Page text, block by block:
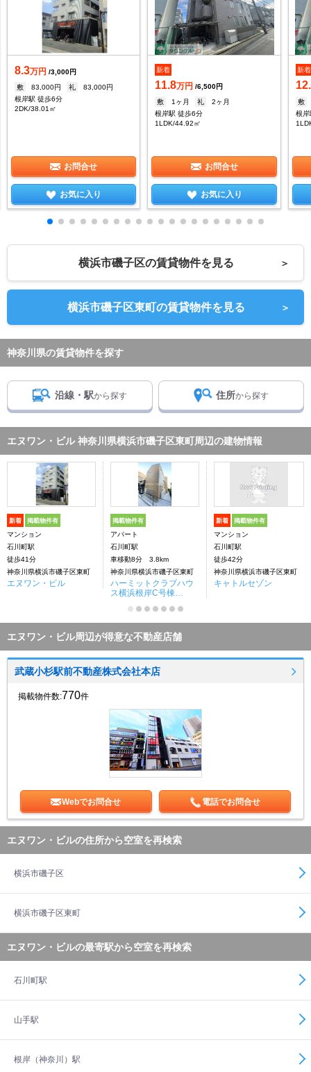
8.3万円 /3,000円
敷
83,000円 礼
83,000円
根岸駅 徒歩6分
2DK/38.01㎡
お問合せ
お気に入り
新着
11.8万円 /6,500円
敷
1ヶ月 礼
2ヶ月
根岸駅 徒歩6分
1LDK/44.92㎡
お問合せ
お気に入り
新着
敷
根岸
横浜市磯子区の賃貸物件を見る ＞
横浜市磯子区東町の賃貸物件を見る ＞
神奈川県の賃貸物件を探す
沿線・駅から探す 住所から探す
エヌワン・ビル 神奈川県横浜市磯子区東町周辺の建物情報
新着 掲載物件有
マンション
石川町駅
徒歩41分
神奈川県横浜市磯子区東町
エヌワン・ビル
掲載物件有
アパート
石川町駅
車移動8分 3.8km
神奈川県横浜市磯子区東町
ハーミットクラブハウ
ス横浜根岸C号棟
新着 掲載物件有
マンション
石川町駅
徒歩42分
神奈川県横浜市磯子区東町
キャトルセゾン
エヌワン・ビル周辺が得意な不動産店舗
武蔵小杉駅前不動産株式会社本店
掲載物件数:770件
Webでお問合せ 電話でお問合せ
エヌワン・ビルの住所から空室を再検索
横浜市磯子区
横浜市磯子区東町
エヌワン・ビルの最寄駅から空室を再検索
石川町駅
山手駅
根岸（神奈川）駅